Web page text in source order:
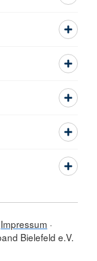
Impressum
Bielefeld e.V.